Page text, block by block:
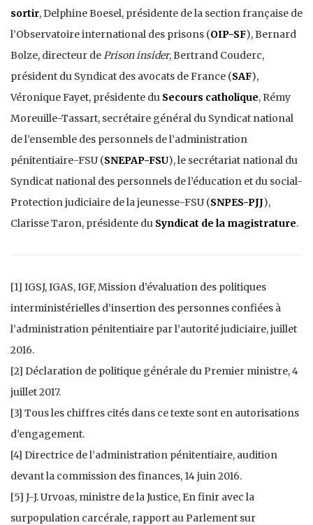
sortir, Delphine Boesel, présidente de la section française de
l’Observatoire international des prisons (OIP-SF), Bernard
Bolze, directeur dePrison insider, Bertrand Couderc,
président du Syndicat des avocats de France (SAF),
Véronique Fayet, présidente du Secours catholique, Rémy
Moreuille-Tassart, secrétaire général du Syndicat national
de l’ensemble des personnels de l’administration
pénitentiaire-FSU (SNEPAP-FSU), le secrétariat national du
Syndicat national des personnels de l’éducation et du social-
Protection judiciaire de la jeunesse-FSU (SNPES-PJJ),
Clarisse Taron, présidente du Syndicat de la magistrature.
[1] IGSJ, IGAS, IGF, Mission d’évaluation des politiques
interministérielles d’insertion des personnes confiées à
l’administration pénitentiaire par l’autorité judiciaire, juillet
2016.
[2] Déclaration de politique générale du Premier ministre, 4
juillet 2017.
[3] Tous les chiffres cités dans ce texte sont en autorisations
d’engagement.
[4] Directrice de l’administration pénitentiaire, audition
devant la commission des finances, 14 juin 2016.
[5] J-J. Urvoas, ministre de la Justice, En finir avec la
surpopulation carcérale, rapport au Parlement sur